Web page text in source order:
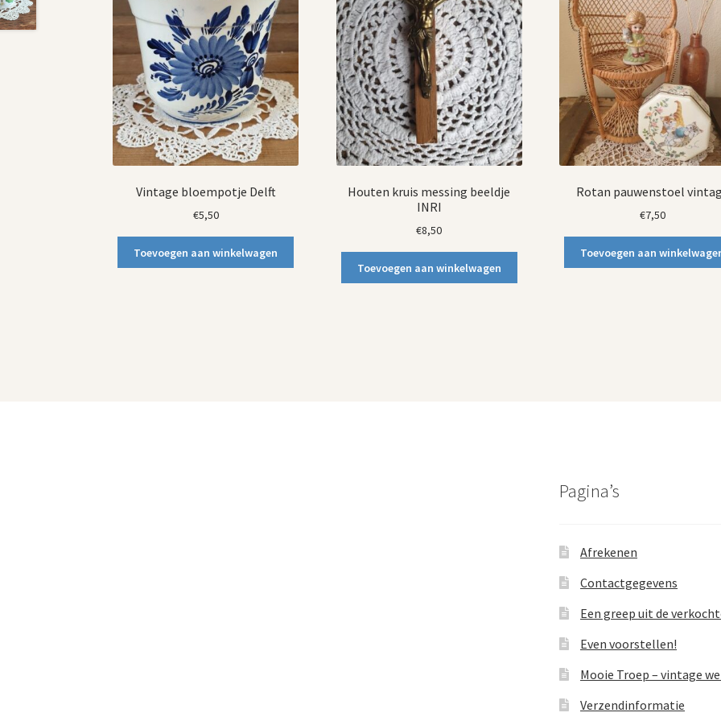
Vintage bloempotje Delft
€5,50
Toevoegen aan winkelwagen
Houten kruis messing beeldje
INRI
€8,50
Toevoegen aan winkelwagen
Rotan pauwenstoel
€7,50
Toevoegen aan
Pagina’s
Afrekenen
Contactgegevens
Een greep uit de
Even voorstellen!
Mooie Troep – vintage
Verzendinformatie